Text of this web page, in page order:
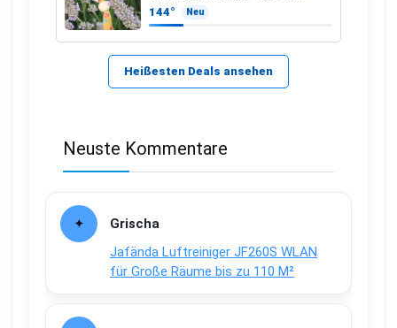
144° Neu
Heißesten Deals ansehen
Neuste Kommentare
Grischa
Jafända Luftreiniger JF260S WLAN
für Große Räume bis zu 110 M²